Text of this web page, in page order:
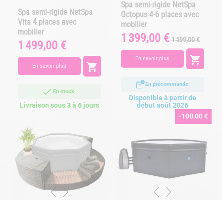
Spa semi-rigide NetSpa
Vita 4 places avec
mobilier
Prix
1 499,00 €
En savoir plus 
En stock
Livraison sous 3 à 6 jours
Spa semi-rigide NetSpa
Octopus 4-6 places avec
mobilier
Prix
1 399,00 € Prix
1 599,00 €
En savoir plus 
En précommande
Disponible à partir de
début août 2026
-100,00 €